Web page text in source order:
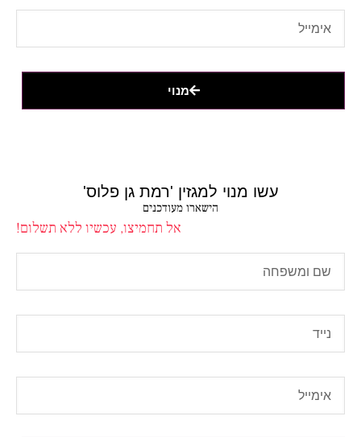
מנוי
עשו מנוי למגזין 'רמת גן פלוס'
הישארו מעודכנים
אל תחמיצו, עכשיו ללא תשלום!